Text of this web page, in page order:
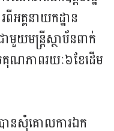
ពីអគ្គនាយកដ្ឋាន
មួយមន្ត្រីស្ថាប័នពាក់
គុណភាពរយៈ៦ខែដើម
ានសុំគោលការឯក